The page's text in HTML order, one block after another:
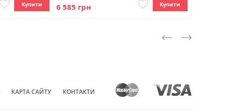
Купити 6 585 грн Купити
КАРТА САЙТУ КОНТАКТИ